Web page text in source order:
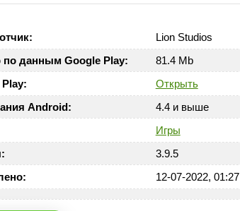
Lion Studios
по данным Google Play:
81.4 Mb
Открыть
Android:
4.4 и выше
Игры
3.9.5
12-07-2022, 01:27